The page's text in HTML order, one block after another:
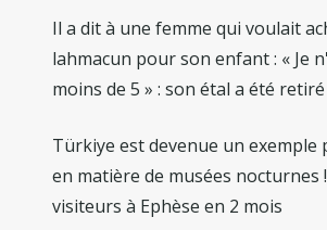
Il a dit à une femme qui voulait
lahmacun pour son enfant : « Je
moins de 5 » : son étal a été retiré
Türkiye est devenue un exemple
en matière de musées nocturnes
visiteurs à Ephèse en 2 mois